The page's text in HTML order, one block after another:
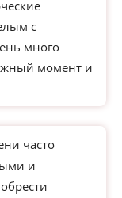
с
много
момент и
часто
и